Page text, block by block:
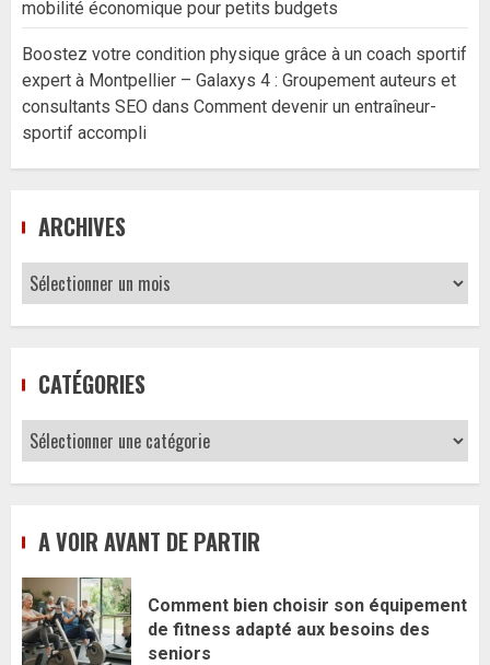
mobilité économique pour petits budgets
Boostez votre condition physique grâce à un coach sportif
expert à Montpellier – Galaxys 4 : Groupement auteurs et
consultants SEO dans Comment devenir un entraîneur-
sportif accompli
ARCHIVES
Archives
CATÉGORIES
Catégories
A VOIR AVANT DE PARTIR
Comment bien choisir son équipement
de fitness adapté aux besoins des
seniors